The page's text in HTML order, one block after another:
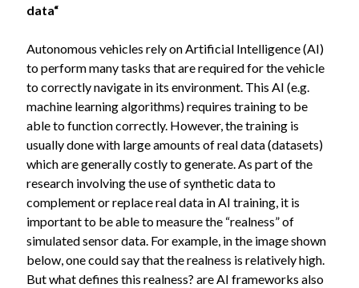
data“
Autonomous vehicles rely on Artificial Intelligence (AI)
to perform many tasks that are required for the vehicle
to correctly navigate in its environment. This AI (e.g.
machine learning algorithms) requires training to be
able to function correctly. However, the training is
usually done with large amounts of real data (datasets)
which are generally costly to generate. As part of the
research involving the use of synthetic data to
complement or replace real data in AI training, it is
important to be able to measure the “realness” of
simulated sensor data. For example, in the image shown
below, one could say that the realness is relatively high.
But what defines this realness? are AI frameworks also